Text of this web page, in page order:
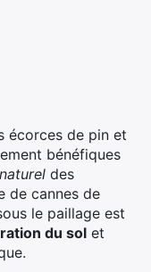
écorces de pin et
bénéfiques
des
de cannes de
le paillage est
du sol et